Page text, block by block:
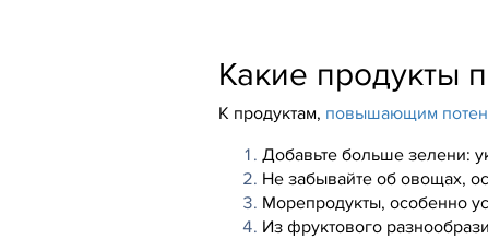
Какие продукты
К продуктам, повышающим
Добавьте больше зелени:
Не забывайте об овощах,
Морепродукты, особенно
Из фруктового